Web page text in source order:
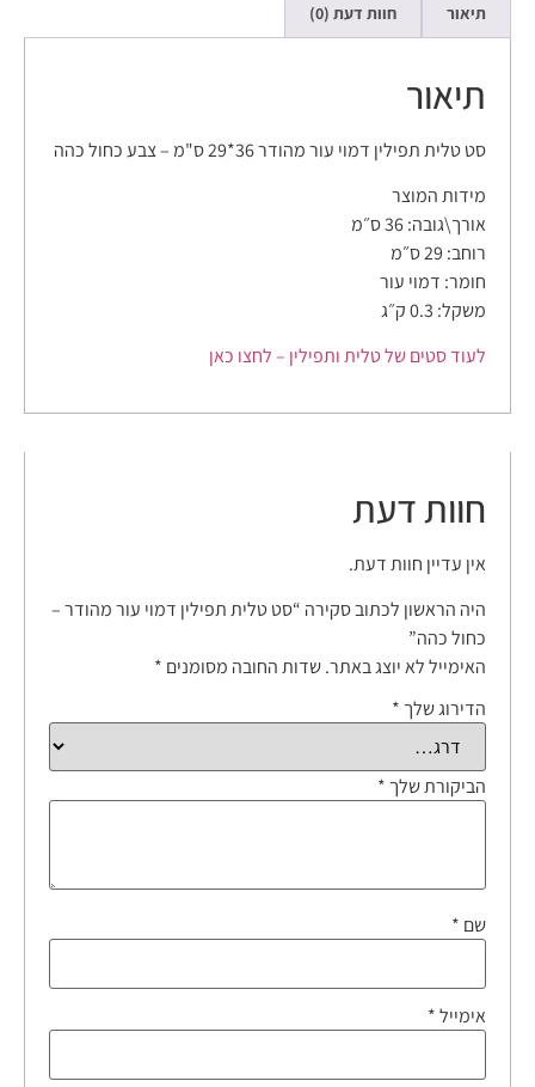
תיאור חוות דעת (0)
תיאור
סט טלית תפילין דמוי עור מהודר 36*29 ס"מ – צבע כחול כהה
מידות המוצר
אורך\גובה: 36 ס״מ
רוחב: 29 ס״מ
חומר: דמוי עור
משקל: 0.3 ק״ג
לעוד סטים של טלית ותפילין – לחצו כאן
חוות דעת
אין עדיין חוות דעת.
היה הראשון לכתוב סקירה “סט טלית תפילין דמוי עור מהודר –
כחול כהה”
האימייל לא יוצג באתר.שדות החובה מסומנים *
הדירוג שלך *
הביקורת שלך *
שם *
אימייל*